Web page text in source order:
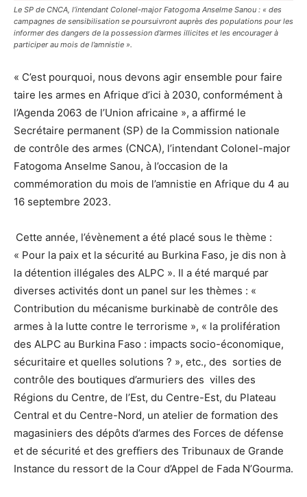
Le SP de CNCA, l’intendant Colonel-major Fatogoma Anselme Sanou : « des
campagnes de sensibilisation se poursuivront auprès des populations pour les
informer des dangers de la possession d’armes illicites et les encourager à
participer au mois de l’amnistie ».
« C’est pourquoi, nous devons agir ensemble pour faire
taire les armes en Afrique d’ici à 2030, conformément à
l’Agenda 2063 de l’Union africaine », a affirmé le
Secrétaire permanent (SP) de la Commission nationale
de contrôle des armes (CNCA), l’intendant Colonel-major
Fatogoma Anselme Sanou, à l’occasion de la
commémoration du mois de l’amnistie en Afrique du 4 au
16 septembre 2023.
Cette année, l’évènement a été placé sous le thème :
« Pour la paix et la sécurité au Burkina Faso, je dis non à
la détention illégales des ALPC ». Il a été marqué par
diverses activités dont un panel sur les thèmes : «
Contribution du mécanisme burkinabè de contrôle des
armes à la lutte contre le terrorisme », « la prolifération
des ALPC au Burkina Faso : impacts socio-économique,
sécuritaire et quelles solutions ? », etc., des sorties de
contrôle des boutiques d’armuriers des villes des
Régions du Centre, de l’Est, du Centre-Est, du Plateau
Central et du Centre-Nord, un atelier de formation des
magasiniers des dépôts d’armes des Forces de défense
et de sécurité et des greffiers des Tribunaux de Grande
Instance du ressort de la Cour d’Appel de Fada N’Gourma.